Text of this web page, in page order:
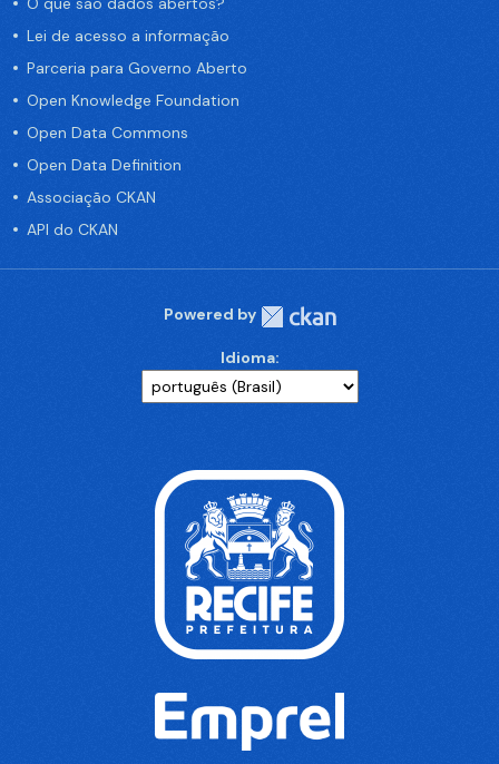
Lei de acesso a informação
Parceria para Governo Aberto
Open Knowledge Foundation
Open Data Commons
Open Data Definition
Associação CKAN
API do CKAN
Powered by
Idioma